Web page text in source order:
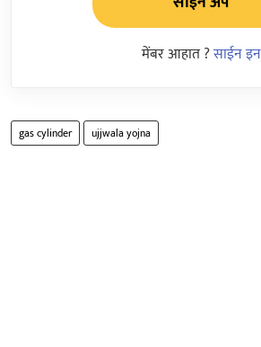
मेंबर आहात ?साईन इन
gas cylinder ujjwala yojna